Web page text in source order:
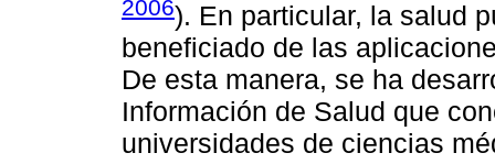
2006). En particular, la salud
beneficiado de las
De esta manera, se ha
Información de Salud que
universidades de ciencias